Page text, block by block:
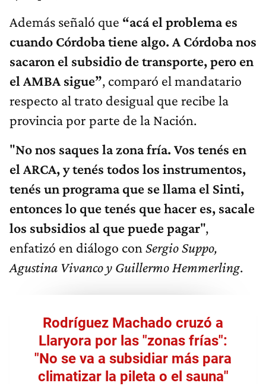
Además señaló que “acá el problema es
cuando Córdoba tiene algo. A Córdoba nos
sacaron el subsidio de transporte, pero en
el AMBA sigue”, comparó el mandatario
respecto al trato desigual que recibe la
provincia por parte de la Nación.
"No nos saques la zona fría. Vos tenés en
el ARCA, y tenés todos los instrumentos,
tenés un programa que se llama el Sinti,
entonces lo que tenés que hacer es, sacale
los subsidios al que puede pagar",
enfatizó en diálogo con Sergio Suppo,
Agustina Vivanco y Guillermo Hemmerling.
Rodríguez Machado cruzó a
Llaryora por las "zonas frías":
"No se va a subsidiar más para
climatizar la pileta o el sauna"